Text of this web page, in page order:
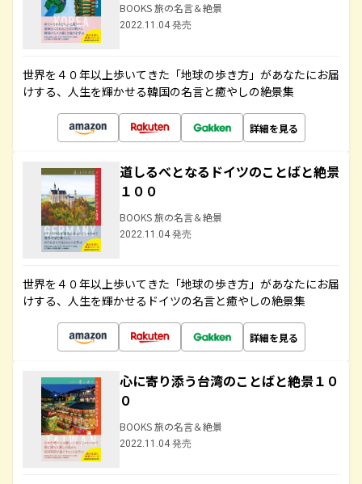
BOOKS 旅の名言＆絶景
2022.11.04 発売
世界を４０年以上歩いてきた「地球の歩き方」があなたにお届
けする、人生を輝かせる韓国の名言と癒やしの絶景集
詳細を見る
道しるべとなるドイツのことばと絶景
１００
BOOKS 旅の名言＆絶景
2022.11.04 発売
世界を４０年以上歩いてきた「地球の歩き方」があなたにお届
けする、人生を輝かせるドイツの名言と癒やしの絶景集
詳細を見る
心に寄り添う台湾のことばと絶景１０
０
BOOKS 旅の名言＆絶景
2022.11.04 発売